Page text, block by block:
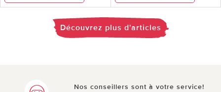
Découvrez plus d'articles
Nos conseillers sont à votre service!